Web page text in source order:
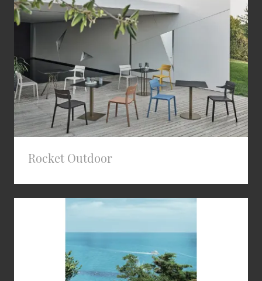
Rocket Outdoor